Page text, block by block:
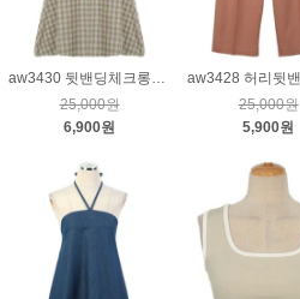
aw3430 뒷밴딩체크롱플레어스커트_베이지
25,000원
6,900원
25,000원
5,900원